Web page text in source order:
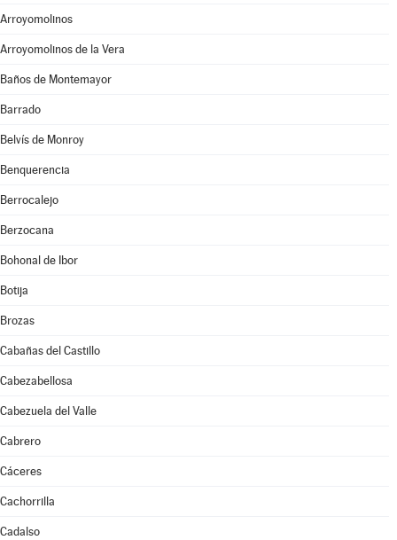
Arroyomolinos
Arroyomolinos de la Vera
Baños de Montemayor
Barrado
Belvís de Monroy
Benquerencia
Berrocalejo
Berzocana
Bohonal de Ibor
Botija
Brozas
Cabañas del Castillo
Cabezabellosa
Cabezuela del Valle
Cabrero
Cáceres
Cachorrilla
Cadalso